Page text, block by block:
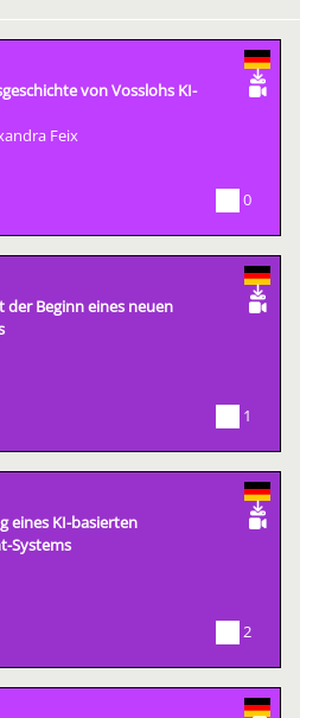
von Vosslohs KI-
Feix
0
der Beginn eines neuen
1
eines KI-basierten
Systems
2